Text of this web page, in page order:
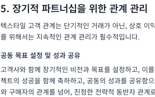
5. 장기적 파트너십을 위한 관계 관리
텍스타일 고객 관계는 단기적인 거래가 아닌, 상호 이
를 위해서는 지속적인 관계 관리가 필수적입니다.
공동 목표 설정 및 성과 공유
고객사와 함께 장기적인 비전과 목표를 설정하고, 이
젝트의 성공을 함께 축하하고, 공동의 성과를 공유함
와 구매자의 관계를 넘어, 진정한 전략적 동반자 관계